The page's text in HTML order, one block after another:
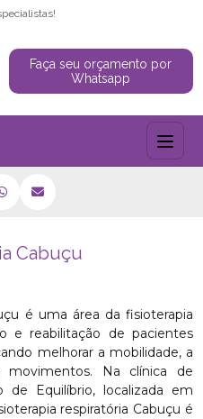
Faça seu orçamento por
Whatsapp
CABUÇU
Cabuçu
é uma área da fisioterapia
e reabilitação de pacientes
melhorar a mobilidade, a
Na clínica de
Equilíbrio, localizada em
respiratória Cabuçu é